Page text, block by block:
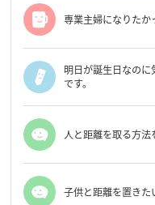
専業主婦になりたか
明日が誕生日なの
です。
人と距離を取る方法
子供と距離を置きた